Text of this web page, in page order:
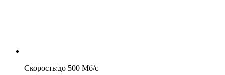
Скорость:до 500 Мб/c